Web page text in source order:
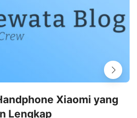
Xiaomi yang
Lengkap